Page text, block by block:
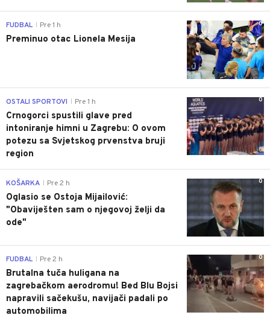
0
FUDBAL Pre 1 h
Preminuo otac Lionela Mesija
0
OSTALI SPORTOVI Pre 1 h
Crnogorci spustili glave pred
intoniranje himni u Zagrebu: O ovom
potezu sa Svjetskog prvenstva bruji
region
0
KOŠARKA Pre 2 h
Oglasio se Ostoja Mijailović:
"Obaviješten sam o njegovoj želji da
ode"
0
FUDBAL Pre 2 h
Brutalna tuča huligana na
zagrebačkom aerodromu! Bed Blu Bojsi
napravili sačekušu, navijači padali po
automobilima